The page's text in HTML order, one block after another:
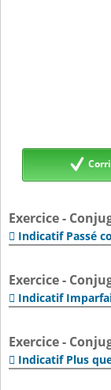
Exercice -
 Indicatif Passé
Exercice -
 Indicatif
Exercice -
 Indicatif Plus